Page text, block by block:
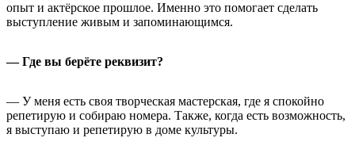
опыт и актёрское прошлое. Именно это помогает сделать
выступление живым и запоминающимся.
— Где вы берёте реквизит?
— У меня есть своя творческая мастерская, где я спокойно
репетирую и собираю номера. Также, когда есть возможность,
я выступаю и репетирую в доме культуры.